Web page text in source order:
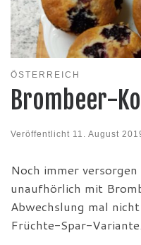
ÖSTERREICH
Brombeer-
Veröffentlicht 11. August
Noch immer
unaufhörlich mit
Abwechslung mal
Früchte-Spar-